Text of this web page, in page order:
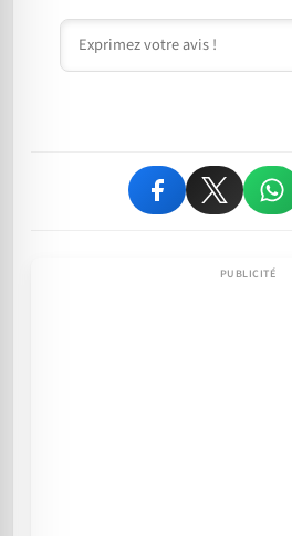
Commentaire